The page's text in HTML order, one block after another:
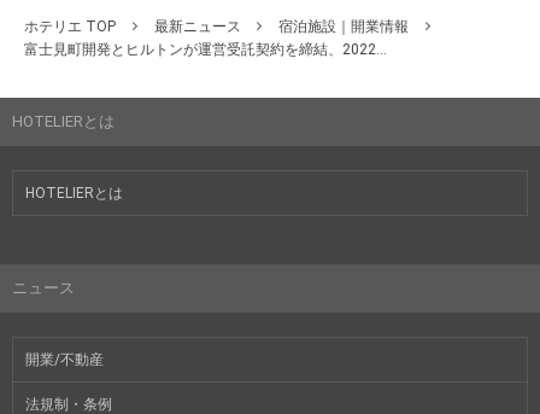
ホテリエ TOP 最新ニュース
宿泊施設｜開業情報
富士見町開発とヒルトンが運営受託契約を締結、2022...
HOTELIERとは
HOTELIERとは
ニュース
開業/不動産
法規制・条例